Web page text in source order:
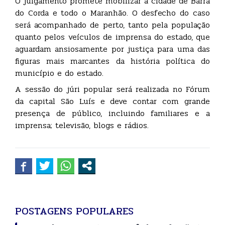
do Corda e todo o Maranhão. O desfecho do caso
será acompanhado de perto, tanto pela população
quanto pelos veículos de imprensa do estado, que
aguardam ansiosamente por justiça para uma das
figuras mais marcantes da história política do
município e do estado.
A sessão do júri popular será realizada no Fórum
da capital São Luís e deve contar com grande
presença de público, incluindo familiares e a
imprensa; televisão, blogs e rádios.
POSTAGENS POPULARES